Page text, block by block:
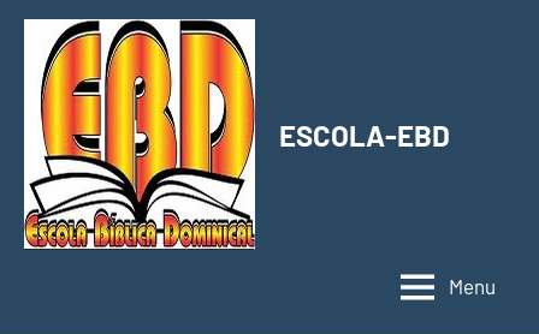
Pular
conteúdo
ESCOLA-EBD
Menu